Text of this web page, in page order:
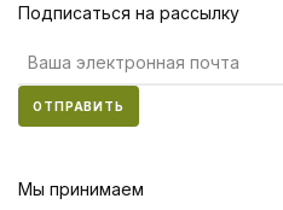
Подписаться на рассылку
ОТПРАВИТЬ
Мы принимаем